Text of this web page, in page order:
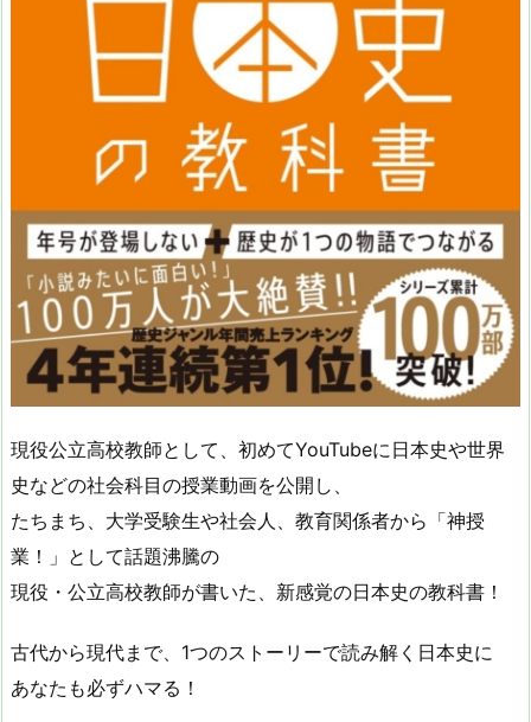
現役公立高校教師として、初めてYouTubeに日本史や世界
史などの社会科目の授業動画を公開し、
たちまち、大学受験生や社会人、教育関係者から「神授
業！」として話題沸騰の
現役・公立高校教師が書いた、新感覚の日本史の教科書！
古代から現代まで、1つのストーリーで読み解く日本史に
あなたも必ずハマる！